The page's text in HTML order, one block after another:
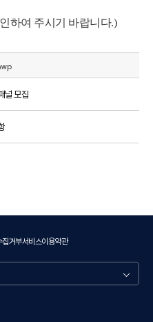
하여 주시기 바랍니다.)
널 모집
집거부서비스이용약관